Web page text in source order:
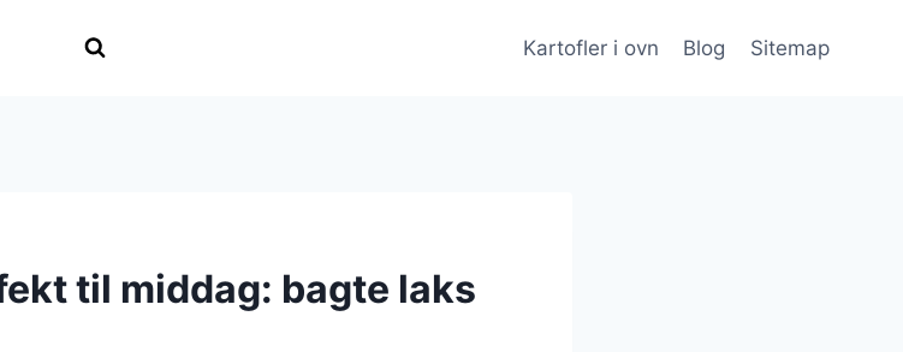
Kartofler i ovn Blog Sitemap
til middag: bagte laks